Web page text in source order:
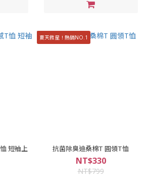
短袖上
夏天救星！熱銷NO.1
抗菌除臭迪桑棉T 圓領T恤
NT$330
NT$799